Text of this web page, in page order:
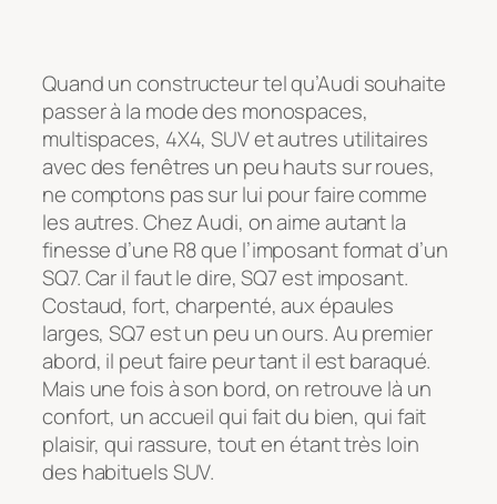
Quand un constructeur tel qu’Audi souhaite
passer à la mode des monospaces,
multispaces, 4X4, SUV et autres utilitaires
avec des fenêtres un peu hauts sur roues,
ne comptons pas sur lui pour faire comme
les autres. Chez Audi, on aime autant la
finesse d’une R8 que l’imposant format d’un
SQ7. Car il faut le dire, SQ7 est imposant.
Costaud, fort, charpenté, aux épaules
larges, SQ7 est un peu un ours. Au premier
abord, il peut faire peur tant il est baraqué.
Mais une fois à son bord, on retrouve là un
confort, un accueil qui fait du bien, qui fait
plaisir, qui rassure, tout en étant très loin
des habituels SUV.